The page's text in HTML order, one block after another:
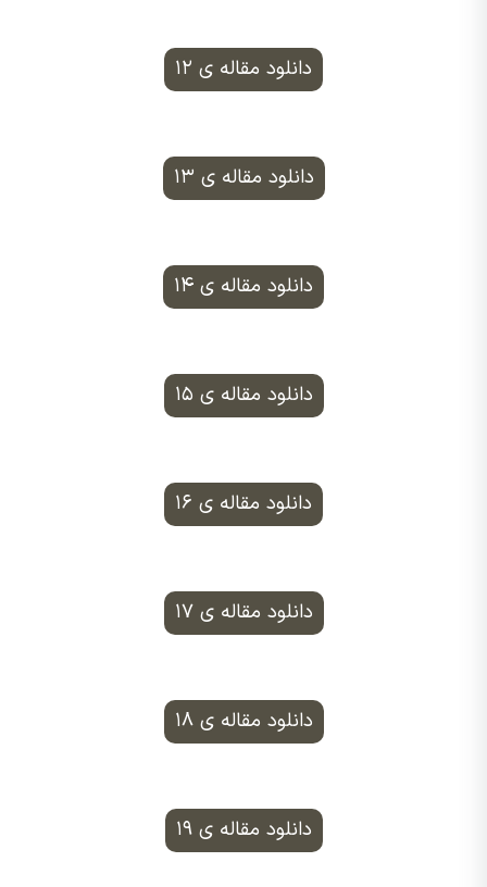
دانلود مقاله ی ۱۲
دانلود مقاله ی ۱۳
دانلود مقاله ی ۱۴
دانلود مقاله ی ۱۵
دانلود مقاله ی ۱۶
دانلود مقاله ی ۱۷
دانلود مقاله ی ۱۸
دانلود مقاله ی ۱۹